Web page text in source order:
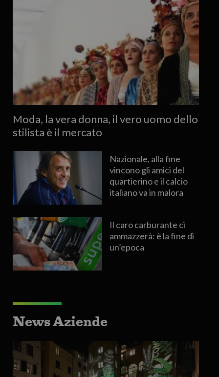
Moda, la vera donna, il vero uomo dello
stilista è il mercato
Nazionale, alla fine
vincono gli amici del
quartierino e il calcio
italiano va in malora
Il caro carburante ci
ammazzerà: è la fine di
un’epoca
News Aziende